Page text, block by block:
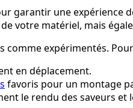
garantir une
votre matériel, mais
expérimentés.
en déplacement.
favoris pour un montage
le rendu des saveurs et